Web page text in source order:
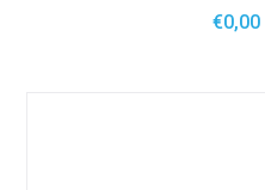
€0,00